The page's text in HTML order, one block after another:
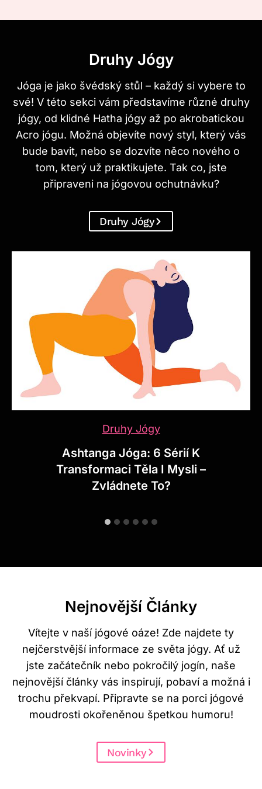
Druhy Jógy
Jóga je jako švédský stůl – každý si vybere to
své! V této sekci vám představíme různé druhy
jógy, od klidné Hatha jógy až po akrobatickou
Acro jógu. Možná objevíte nový styl, který vás
bude bavit, nebo se dozvíte něco nového o
tom, který už praktikujete. Tak co, jste
připraveni na jógovou ochutnávku?
Druhy Jógy
Druhy Jógy
Fly Jóga: Létejte A Posilujte
Zároveň – Revoluce Ve Cvičení
Jógy
Nejnovější Články
Vítejte v naší jógové oáze! Zde najdete ty
nejčerstvější informace ze světa jógy. Ať už
jste začátečník nebo pokročilý jogín, naše
nejnovější články vás inspirují, pobaví a možná i
trochu překvapí. Připravte se na porci jógové
moudrosti okořeněnou špetkou humoru!
Novinky